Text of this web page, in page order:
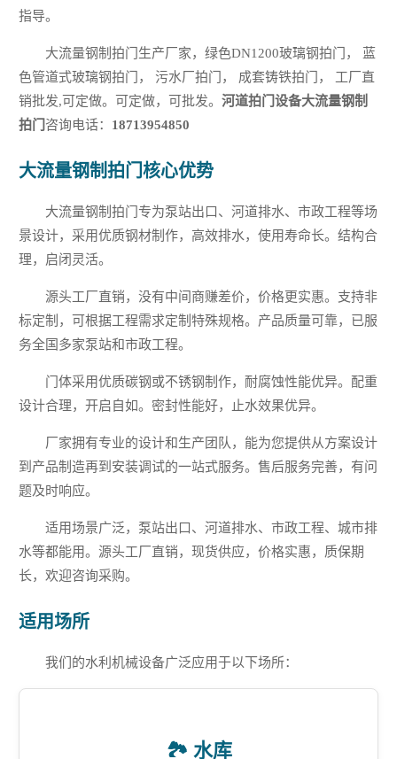
指导。
大流量钢制拍门生产厂家，绿色DN1200玻璃钢拍门， 蓝
色管道式玻璃钢拍门， 污水厂拍门， 成套铸铁拍门， 工厂直
销批发,可定做。可定做，可批发。河道拍门设备大流量钢制
拍门 咨询电话： 18713954850
大流量钢制拍门核心优势
大流量钢制拍门专为泵站出口、河道排水、市政工程等场
景设计，采用优质钢材制作，高效排水，使用寿命长。结构合
理，启闭灵活。
源头工厂直销，没有中间商赚差价，价格更实惠。支持非
标定制，可根据工程需求定制特殊规格。产品质量可靠，已服
务全国多家泵站和市政工程。
门体采用优质碳钢或不锈钢制作，耐腐蚀性能优异。配重
设计合理，开启自如。密封性能好，止水效果优异。
厂家拥有专业的设计和生产团队，能为您提供从方案设计
到产品制造再到安装调试的一站式服务。售后服务完善，有问
题及时响应。
适用场景广泛，泵站出口、河道排水、市政工程、城市排
水等都能用。源头工厂直销，现货供应，价格实惠，质保期
长，欢迎咨询采购。
适用场所
我们的水利机械设备广泛应用于以下场所：
🏞️ 水库